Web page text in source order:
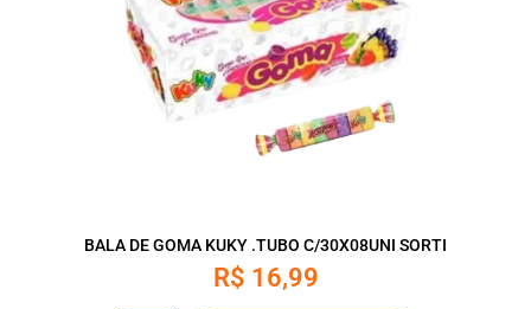
BALA DE GOMA KUKY .TUBO C/30X08UNI SORTI
R$ 16,99